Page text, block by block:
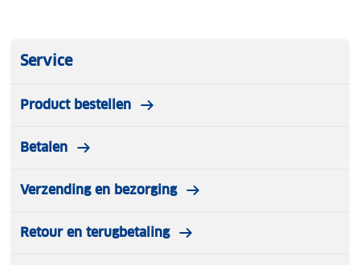
40
• Kleur: glanzend zwart
Service
Product bestellen
Betalen
Verzending en bezorging
Retour en terugbetaling